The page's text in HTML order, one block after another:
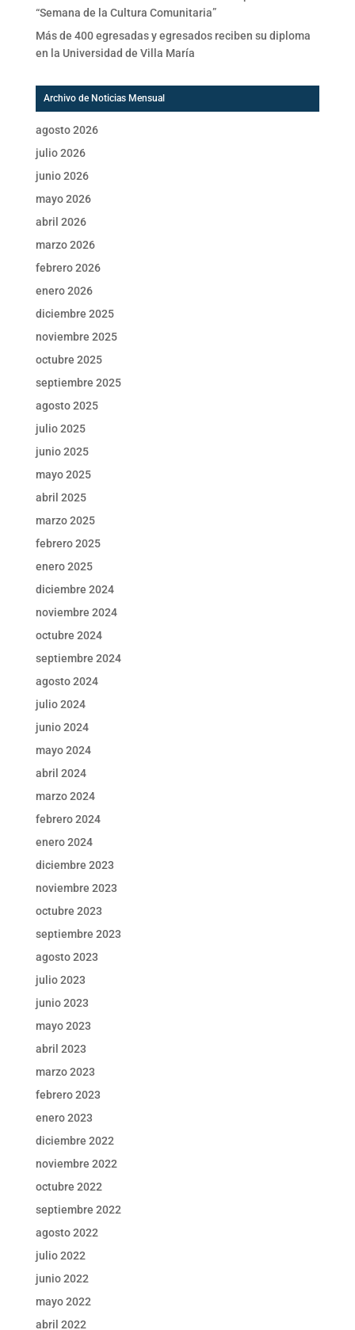
“Semana de la Cultura Comunitaria”
Más de 400 egresadas y egresados reciben su diploma
en la Universidad de Villa María
Archivo de Noticias Mensual
agosto 2026
julio 2026
junio 2026
mayo 2026
abril 2026
marzo 2026
febrero 2026
enero 2026
diciembre 2025
noviembre 2025
octubre 2025
septiembre 2025
agosto 2025
julio 2025
junio 2025
mayo 2025
abril 2025
marzo 2025
febrero 2025
enero 2025
diciembre 2024
noviembre 2024
octubre 2024
septiembre 2024
agosto 2024
julio 2024
junio 2024
mayo 2024
abril 2024
marzo 2024
febrero 2024
enero 2024
diciembre 2023
noviembre 2023
octubre 2023
septiembre 2023
agosto 2023
julio 2023
junio 2023
mayo 2023
abril 2023
marzo 2023
febrero 2023
enero 2023
diciembre 2022
noviembre 2022
octubre 2022
septiembre 2022
agosto 2022
julio 2022
junio 2022
mayo 2022
abril 2022